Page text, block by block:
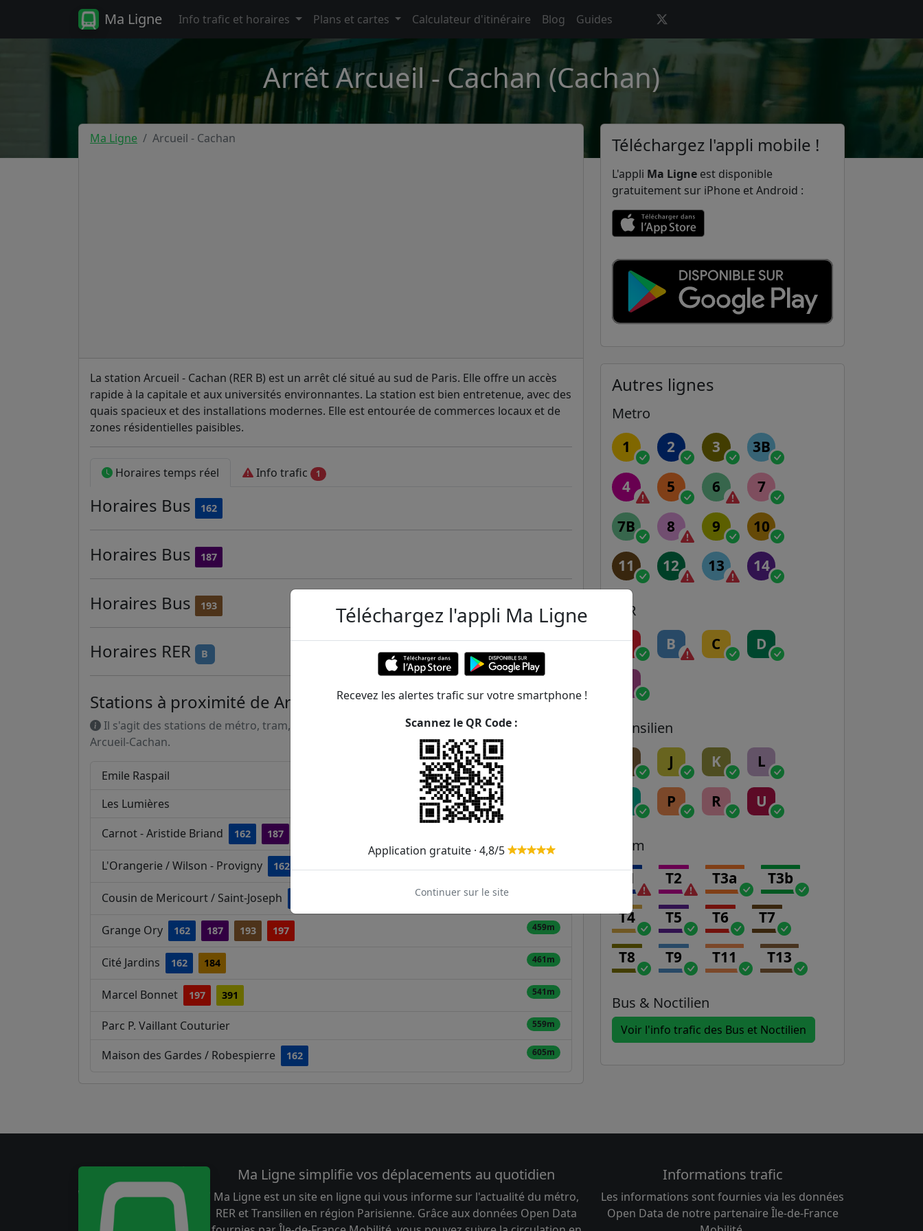
Ma Ligne Info trafic et horaires Plans et cartes Calculateur d'itinéraire Blog Guides
Arrêt Arcueil - Cachan (Cachan)
Ma Ligne Arcueil - Cachan
La station Arcueil - Cachan (RER B) est un arrêt clé situé au sud de Paris. Elle offre un accès
rapide à la capitale et aux universités environnantes. La station est bien entretenue, avec des
quais spacieux et des installations modernes. Elle est entourée de commerces locaux et de
zones résidentielles paisibles.
Horaires temps réel Info trafic 1
Horaires Bus 162
Horaires Bus 187
Horaires Bus 193
Horaires RER B
Stations à proximité de Arcueil - Cachan
Il s'agit des stations de métro, tram, RER et transilien situées à moins de 1km de la gare
Arcueil-Cachan.
Emile Raspail
Les Lumières
Carnot - Aristide Briand 162 187
L'Orangerie / Wilson - Provigny 162
Cousin de Mericourt / Saint-Joseph
Grange Ory 162 187 193 197 459m
Cité Jardins 162 184 461m
Marcel Bonnet 197 391 541m
Parc P. Vaillant Couturier 559m
Maison des Gardes / Robespierre 162 605m
Téléchargez l'appli mobile !
L'appli Ma Ligne est disponible
gratuitement sur iPhone et Android :
Autres lignes
Metro
1 2 3 3B
4 5 6 7
7B 8 9 10
11 12 13 14
RER
A B C D
Transilien
J K L
P R U
Tram
T1 T2 T3a T3b
T4 T5 T6 T7
T8 T9 T11 T13
Bus & Noctilien
Voir l'info trafic des Bus et Noctilien
Ma Ligne simplifie vos déplacements au quotidien
Ma Ligne est un site en ligne qui vous informe sur l'actualité du métro,
RER et Transilien en région Parisienne. Grâce aux données Open Data
Informations trafic
Les informations sont fournies via les données
Open Data de notre partenaire Île-de-France
Téléchargez l'appli Ma Ligne
Recevez les alertes trafic sur votre smartphone !
Scannez le QR Code :
Application gratuite · 4,8/5
Continuer sur le site